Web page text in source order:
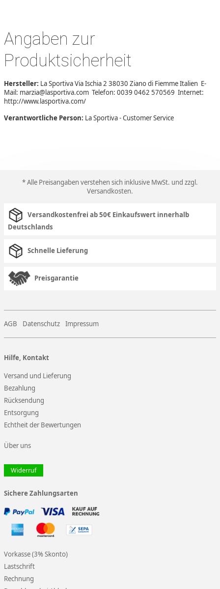
Angaben zur
Produktsicherheit
Hersteller: La Sportiva Via Ischia 2 38030 Ziano di Fiemme Italien E-
Mail: marzia@lasportiva.com Telefon: 0039 0462 570569 Internet:
http://www.lasportiva.com/
Verantwortliche Person: La Sportiva - Customer Service
* Alle Preisangaben verstehen sich inklusive MwSt. und zzgl.
Versandkosten.
Versandkostenfrei ab 50€ Einkaufswert innerhalb
Deutschlands
Schnelle Lieferung
Preisgarantie
AGB Datenschutz Impressum
Hilfe, Kontakt
Versand und Lieferung
Bezahlung
Rücksendung
Entsorgung
Echtheit der Bewertungen
Über uns
Widerruf
Sichere Zahlungsarten
Vorkasse (3% Skonto)
Lastschrift
Rechnung